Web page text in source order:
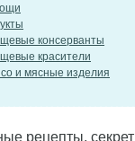
консерванты
красители
и мясные изделия
рецепты,